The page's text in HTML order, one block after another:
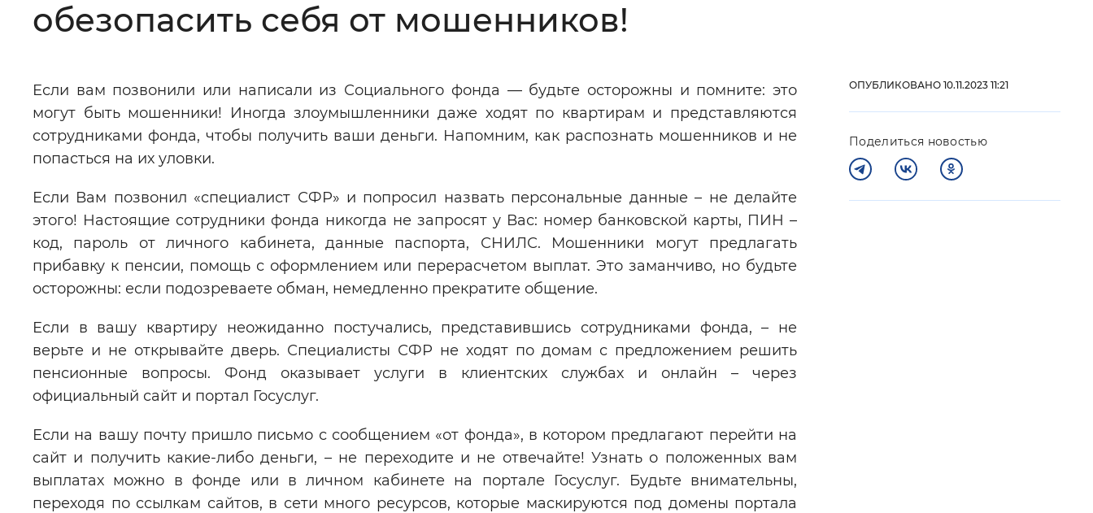
Цвет сайта: Монохромный Инверсивный монохромный
Изображения: Включены Выключены
Звуковой ассистент
Вернуть стандартные настройки
обезопасить себя от мошенников!
Если вам позвонили или написали из Социального фонда — будьте осторожны и помните: это
могут быть мошенники! Иногда злоумышленники даже ходят по квартирам и представляются
сотрудниками фонда, чтобы получить ваши деньги. Напомним, как распознать мошенников и не
попасться на их уловки.
Если Вам позвонил «специалист СФР» и попросил назвать персональные данные – не делайте
этого! Настоящие сотрудники фонда никогда не запросят у Вас: номер банковской карты, ПИН –
код, пароль от личного кабинета, данные паспорта, СНИЛС. Мошенники могут предлагать
прибавку к пенсии, помощь с оформлением или перерасчетом выплат. Это заманчиво, но будьте
осторожны: если подозреваете обман, немедленно прекратите общение.
Если в вашу квартиру неожиданно постучались, представившись сотрудниками фонда, – не
верьте и не открывайте дверь. Специалисты СФР не ходят по домам с предложением решить
пенсионные вопросы. Фонд оказывает услуги в клиентских службах и онлайн – через
официальный сайт и портал Госуслуг.
Если на вашу почту пришло письмо с сообщением «от фонда», в котором предлагают перейти на
сайт и получить какие-либо деньги, – не переходите и не отвечайте! Узнать о положенных вам
выплатах можно в фонде или в личном кабинете на портале Госуслуг. Будьте внимательны,
переходя по ссылкам сайтов, в сети много ресурсов, которые маскируются под домены портала
ОПУБЛИКОВАНО 10.11.2023 11:21
Поделиться новостью